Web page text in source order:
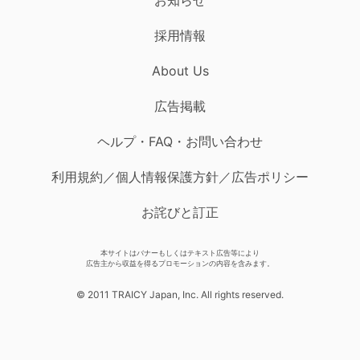
採用情報
About Us
広告掲載
ヘルプ・FAQ・お問い合わせ
利用規約／個人情報保護方針／広告ポリシー
お詫びと訂正
本サイトはバナーもしくはテキスト広告等により
広告主から収益を得るプロモーションの内容を含みます。
© 2011 TRAICY Japan, Inc. All rights reserved.